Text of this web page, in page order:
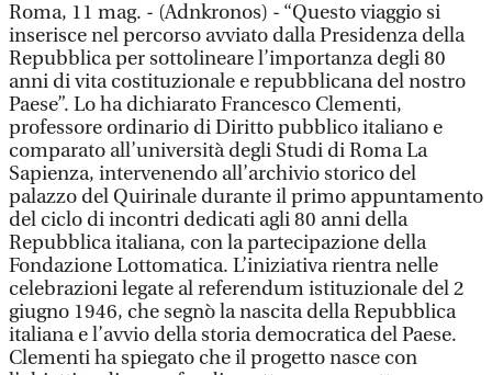
Roma, 11 mag. - (Adnkronos) - “Questo viaggio si
inserisce nel percorso avviato dalla Presidenza della
Repubblica per sottolineare l’importanza degli 80
anni di vita costituzionale e repubblicana del nostro
Paese”. Lo ha dichiarato Francesco Clementi,
professore ordinario di Diritto pubblico italiano e
comparato all’università degli Studi di Roma La
Sapienza, intervenendo all’archivio storico del
palazzo del Quirinale durante il primo appuntamento
del ciclo di incontri dedicati agli 80 anni della
Repubblica italiana, con la partecipazione della
Fondazione Lottomatica. L’iniziativa rientra nelle
celebrazioni legate al referendum istituzionale del 2
giugno 1946, che segnò la nascita della Repubblica
italiana e l’avvio della storia democratica del Paese.
Clementi ha spiegato che il progetto nasce con